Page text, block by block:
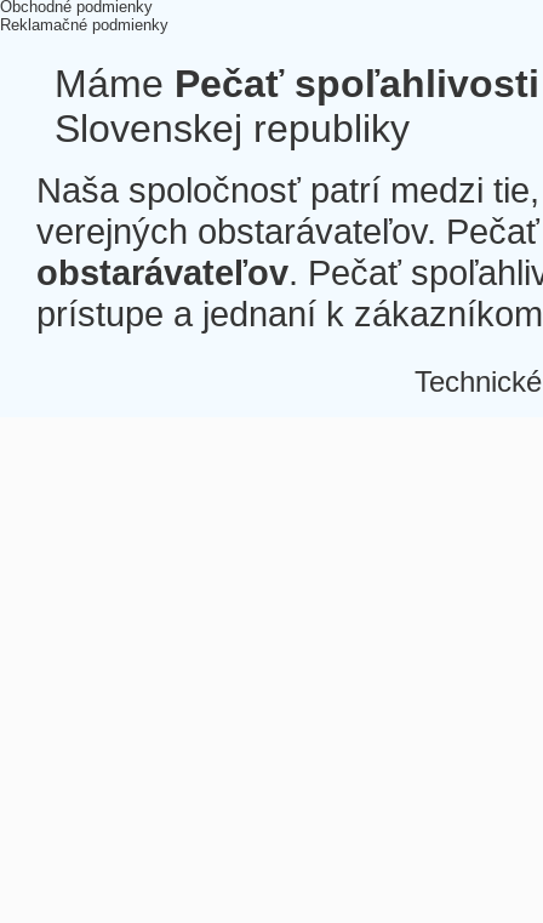
Obchodné podmienky
Reklamačné podmienky
Máme Pečať spoľahlivosti
Slovenskej republiky
Naša spoločnosť patrí medzi
verejných obstarávateľov.
obstarávateľov. Pečať
prístupe a jednaní k